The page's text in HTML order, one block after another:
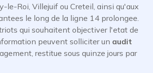
le-Roi, Villejuif ou Creteil, ainsi qu'aux
le long de la ligne 14 prolongee.
qui souhaitent objectiver l'etat de
peuvent solliciter un audit
restitue sous quinze jours par